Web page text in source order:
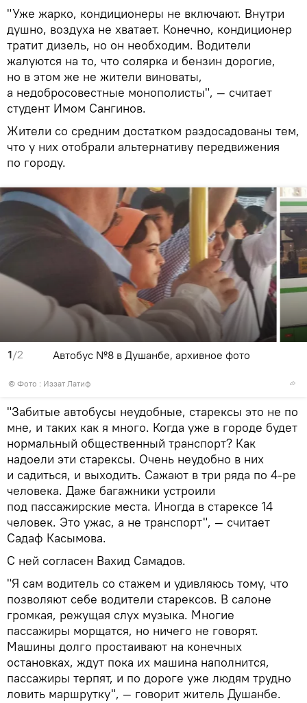
"Уже жарко, кондиционеры не включают. Внутри
душно, воздуха не хватает. Конечно, кондиционер
тратит дизель, но он необходим. Водители
жалуются на то, что солярка и бензин дорогие,
но в этом же не жители виноваты,
а недобросовестные монополисты", — считает
студент Имом Сангинов.
Жители со средним достатком раздосадованы тем,
что у них отобрали альтернативу передвижения
по городу.
1/2
© Фото : Иззат Латиф
Автобус №8 в Душанбе, архивное фото
"Забитые автобусы неудобные, старексы это не по
мне, и таких как я много. Когда уже в городе будет
нормальный общественный транспорт? Как
надоели эти старексы. Очень неудобно в них
и садиться, и выходить. Сажают в три ряда по 4-ре
человека. Даже багажники устроили
под пассажирские места. Иногда в старексе 14
человек. Это ужас, а не транспорт", — считает
Садаф Касымова.
С ней согласен Вахид Самадов.
"Я сам водитель со стажем и удивляюсь тому, что
позволяют себе водители старексов. В салоне
громкая, режущая слух музыка. Многие
пассажиры морщатся, но ничего не говорят.
Машины долго простаивают на конечных
остановках, ждут пока их машина наполнится,
пассажиры терпят, и по дороге уже людям трудно
ловить маршрутку", — говорит житель Душанбе.